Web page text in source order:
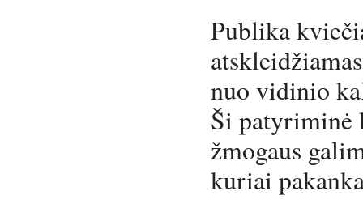
Publika
nuo vidinio
Ši patyriminė
žmogaus
kuriai